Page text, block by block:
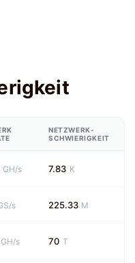
NETZWERK-
SCHWIERIGKEIT
GH/s 7.83 K
s 225.33 M
GH/s 70 T